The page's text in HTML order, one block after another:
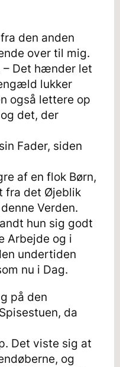
den anden
over til mig.
– Det hænder let
lukker
også lettere op
det, der
Fader, siden
af en flok Børn,
fra det Øjeblik
Verden.
hun sig godt
Arbejde og i
undertiden
nu i Dag.
på den
da
Det viste sig at
og